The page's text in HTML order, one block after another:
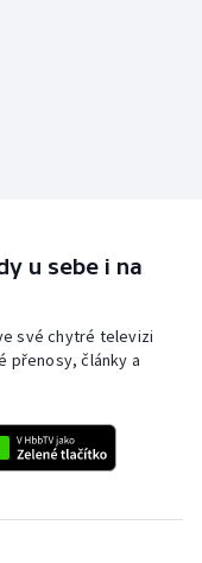
u sebe i na
své chytré televizi
přenosy, články a